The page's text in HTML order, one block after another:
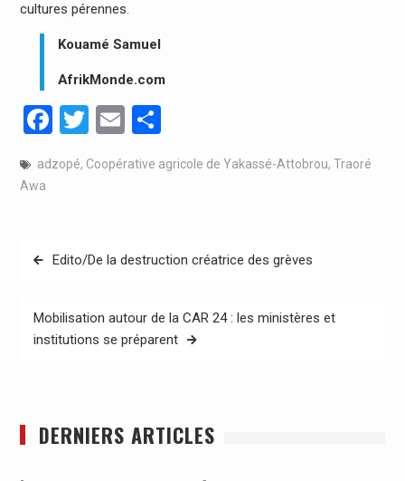
cultures pérennes.
Kouamé Samuel
AfrikMonde.com
Facebook
Twitter
Email
adzopé, Coopérative agricole de Yakassé-Attobrou, Traoré
Awa
Navigation
l’article
Edito/De la destruction créatrice des grèves
Mobilisation autour de la CAR 24 : les ministères et
institutions se préparent
DERNIERS ARTICLES